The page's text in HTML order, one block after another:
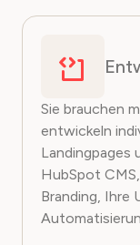
Sie brauchen
entwickeln
Landingpages
HubSpot
Branding, Ihre